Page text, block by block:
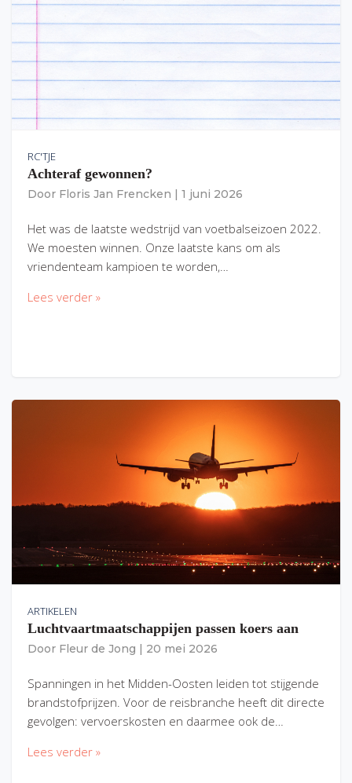
RC'TJE
Achteraf gewonnen?
Door Floris Jan Frencken 1 juni 2026
Het was de laatste wedstrijd van voetbalseizoen 2022.
We moesten winnen. Onze laatste kans om als
vriendenteam kampioen te worden,…
Lees verder »
ARTIKELEN
Luchtvaartmaatschappijen passen koers aan
Door Fleur de Jong 20 mei 2026
Spanningen in het Midden-Oosten leiden tot stijgende
brandstofprijzen. Voor de reisbranche heeft dit directe
gevolgen: vervoerskosten en daarmee ook de…
Lees verder »